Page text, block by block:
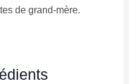
de grand-mère.